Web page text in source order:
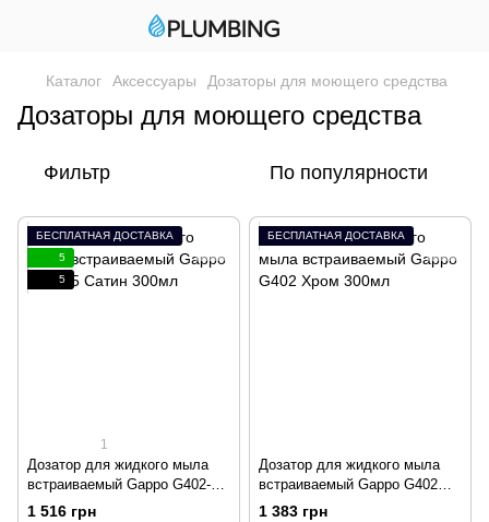
Каталог Аксессуары Дозаторы для моющего средства
Дозаторы для моющего средства
Фильтр По популярности
БЕСПЛАТНАЯ ДОСТАВКА
5
5
1
Дозатор для жидкого мыла
встраиваемый Gappo G402-5
Сатин 300мл
1 516 грн
БЕСПЛАТНАЯ ДОСТАВКА
Дозатор для жидкого мыла
встраиваемый Gappo G402
Хром 300мл
1 383 грн